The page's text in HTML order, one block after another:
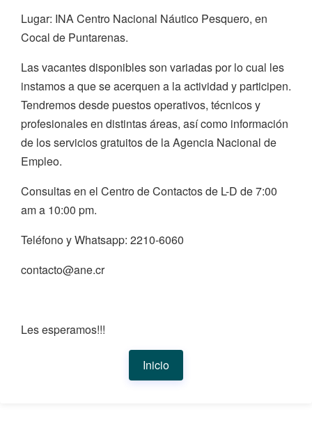
Lugar: INA Centro Nacional Náutico Pesquero, en
Cocal de Puntarenas.
Las vacantes disponibles son variadas por lo cual les
instamos a que se acerquen a la actividad y participen.
Tendremos desde puestos operativos, técnicos y
profesionales en distintas áreas, así como información
de los servicios gratuitos de la Agencia Nacional de
Empleo.
Consultas en el Centro de Contactos de L-D de 7:00
am a 10:00 pm.
Teléfono y Whatsapp: 2210-6060
contacto@ane.cr
Les esperamos!!!
Inicio